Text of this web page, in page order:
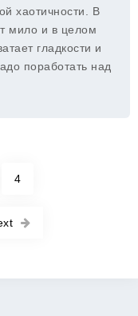
хаотичности. В
мило и в целом
гладкости и
поработать над
4